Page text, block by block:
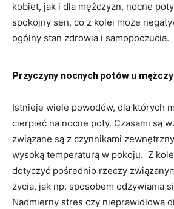
kobiet, jak i dla mężczyzn, nocne
spokojny sen, co z kolei może
ogólny stan zdrowia i samopoczucia.
Przyczyny nocnych potów u
Istnieje wiele powodów, dla których
cierpieć na nocne poty. Czasami są
związane są z czynnikami
wysoką temperaturą w pokoju. Z
dotyczyć pośrednio rzeczy
życia, jak np. sposobem odżywiania
Nadmierny stres czy nieprawidłowa